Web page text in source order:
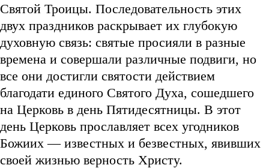
Святой Троицы. Последовательность этих
двух праздников раскрывает их глубокую
духовную связь: святые просияли в разные
времена и совершали различные подвиги, но
все они достигли святости действием
благодати единого Святого Духа, сошедшего
на Церковь в день Пятидесятницы. В этот
день Церковь прославляет всех угодников
Божиих — известных и безвестных, явивших
своей жизнью верность Христу.